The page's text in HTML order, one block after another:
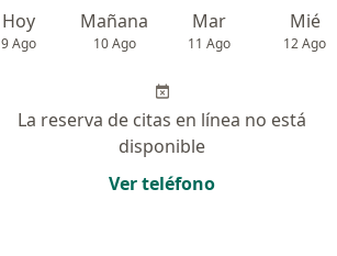
Hoy
9 Ago
Mañana
10 Ago
Mar
11 Ago
Mié
12 Ago
La reserva de citas en línea no está
disponible
Ver teléfono